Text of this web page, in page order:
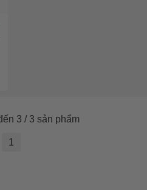
3 / 3 sản phẩm
1